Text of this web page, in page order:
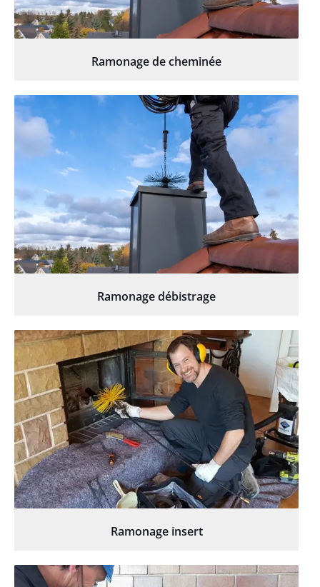
Ramonage de cheminée
Ramonage débistrage
Ramonage insert